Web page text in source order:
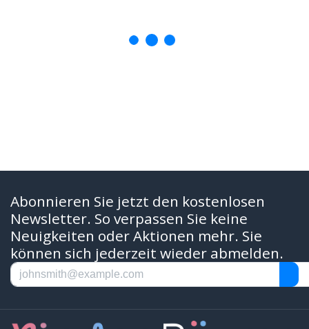
Abonnieren Sie jetzt den kostenlosen
Newsletter. So verpassen Sie keine
Neuigkeiten oder Aktionen mehr. Sie
können sich jederzeit wieder abmelden.